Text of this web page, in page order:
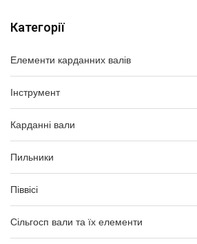
Категорії
Елементи карданних валів
Інструмент
Карданні вали
Пильники
Піввісі
Сільгосп вали та їх елементи